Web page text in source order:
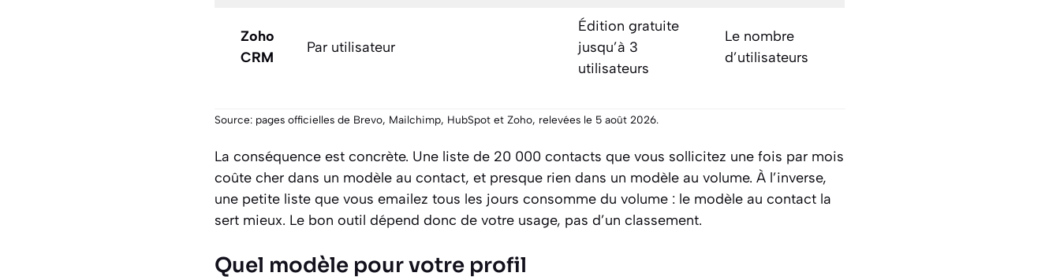
Zoho
CRM
Par utilisateur
Édition gratuite
jusqu’à 3
utilisateurs
Le nombre
d’utilisateurs
Source: pages officielles de Brevo, Mailchimp, HubSpot et Zoho, relevées le 5 août 2026.
La conséquence est concrète. Une liste de 20 000 contacts que vous sollicitez une fois par mois
coûte cher dans un modèle au contact, et presque rien dans un modèle au volume. À l’inverse,
une petite liste que vous emailez tous les jours consomme du volume : le modèle au contact la
sert mieux. Le bon outil dépend donc de votre usage, pas d’un classement.
Quel modèle pour votre profil